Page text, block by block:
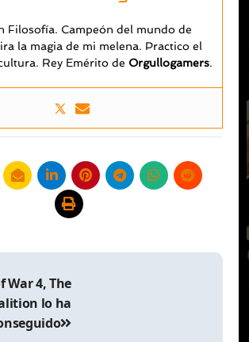
la magia de mi melena. Practico el
Rey Emérito de Orgullogamers.
War 4, The
lo ha